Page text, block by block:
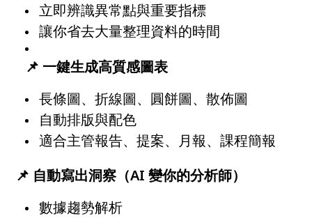
立即辨識異常點與重要指標
讓你省去大量整理資料的時間
📌 一鍵生成高質感圖表
長條圖、折線圖、圓餅圖、散佈圖
自動排版與配色
適合主管報告、提案、月報、課程簡報
📌 自動寫出洞察（AI 變你的分析師）
數據趨勢解析